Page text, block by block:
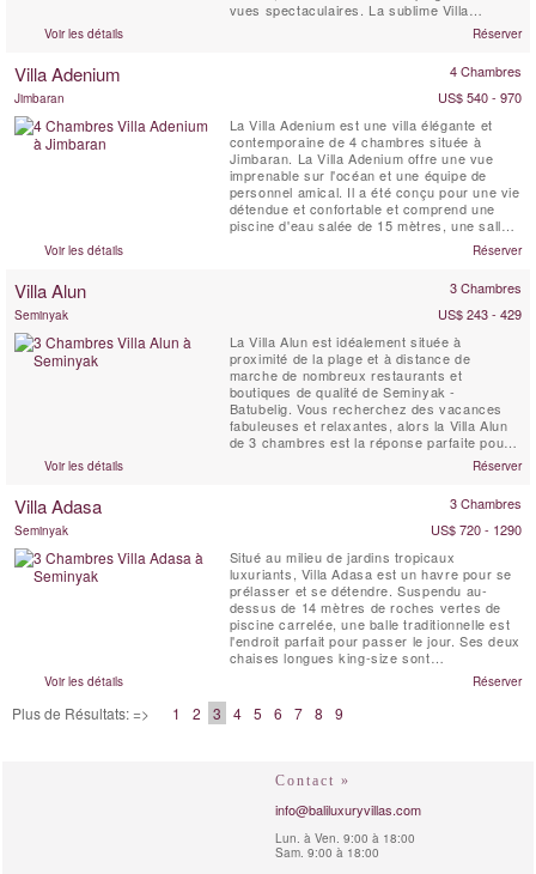
vues spectaculaires. La sublime Villa
Seascape éblouit sur un croissant de sable
blanc blanchi à Nusa Lembongan, une petite
bateau de Sanur. Un superbe espace de vie
Voir les détails Réserver
Villa Adenium 4 Chambres
Jimbaran
US$ 540 - 970
La Villa Adenium est une villa élégante et
contemporaine de 4 chambres située à
Jimbaran. La Villa Adenium offre une vue
imprenable sur l'océan et une équipe de
personnel amical. Il a été conçu pour une vie
détendue et confortable et comprend une
piscine d'eau salée de 15 mètres, une salle
de jeux avec table de ping-pong et billard, un
gymnase et une salle de massage. La Villa
les familles énergiques et les groupes
Voir les détails Réserver
Villa Alun 3 Chambres
Seminyak
US$ 243 - 429
La Villa Alun est idéalement située à
proximité de la plage et à distance de
marche de nombreux restaurants et
boutiques de qualité de Seminyak -
Batubelig. Vous recherchez des vacances
fabuleuses et relaxantes, alors la Villa Alun
de 3 chambres est la réponse parfaite pour
vous. Conçue dans un style de pavillon
balinais traditionnel, la Villa Alun présente
magnifiques jardins tropicaux et plans d'eau.
Voir les détails Réserver
Villa Adasa 3 Chambres
Seminyak
US$ 720 - 1290
Situé au milieu de jardins tropicaux
luxuriants, Villa Adasa est un havre pour se
prélasser et se détendre. Suspendu au-
dessus de 14 mètres de roches vertes de
piscine carrelée, une balle traditionnelle est
l'endroit parfait pour passer le jour. Ses deux
chaises longues king-size sont
généreusement ornés de coussins, idéal
pour un massage ou un déjeuner ou un dîner
pour deux. A proximité d'une terrasse sur le
toit offre une retraite privée de soleil
Voir les détails Réserver
Plus de Résultats: => 1 2 3 4 5 6 7 8 9
Contact »
info@baliluxuryvillas.com
Lun. à Ven. 9:00 à 18:00
Sam. 9:00 à 18:00